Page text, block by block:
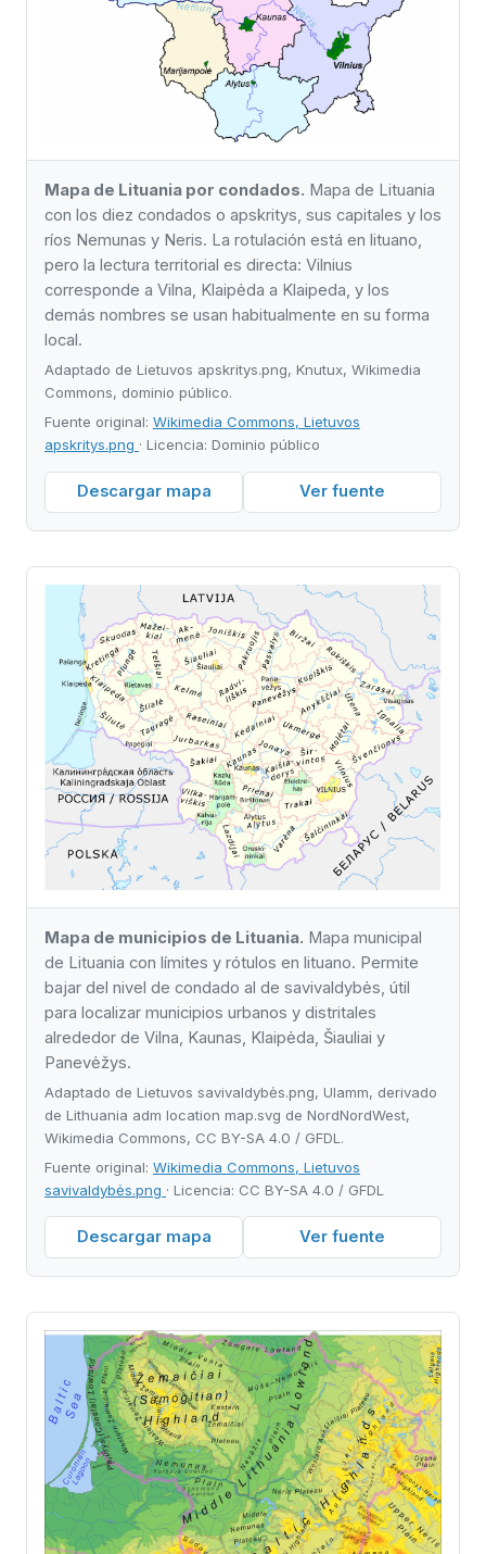
Mapa de Lituania por condados. Mapa de Lituania
con los diez condados o apskritys, sus capitales y los
ríos Nemunas y Neris. La rotulación está en lituano,
pero la lectura territorial es directa: Vilnius
corresponde a Vilna, Klaipėda a Klaipeda, y los
demás nombres se usan habitualmente en su forma
local.
Adaptado de Lietuvos apskritys.png, Knutux, Wikimedia
Commons, dominio público.
Fuente original: Wikimedia Commons, Lietuvos
apskritys.png · Licencia: Dominio público
Descargar mapa Ver fuente
Mapa de municipios de Lituania. Mapa municipal
de Lituania con límites y rótulos en lituano. Permite
bajar del nivel de condado al de savivaldybės, útil
para localizar municipios urbanos y distritales
alrededor de Vilna, Kaunas, Klaipėda, Šiauliai y
Panevėžys.
Adaptado de Lietuvos savivaldybės.png, Ulamm, derivado
de Lithuania adm location map.svg de NordNordWest,
Wikimedia Commons, CC BY-SA 4.0 / GFDL.
Fuente original: Wikimedia Commons, Lietuvos
savivaldybės.png · Licencia: CC BY-SA 4.0 / GFDL
Descargar mapa Ver fuente